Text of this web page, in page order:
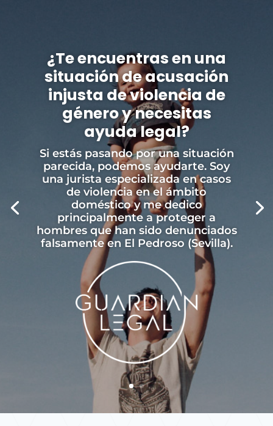
¿Te encuentras en una
situación de acusación
injusta de violencia de
género y necesitas
ayuda legal?
Si estás pasando por una situación
parecida, podemos ayudarte. Soy
una jurista especializada en casos
de violencia en el ámbito
doméstico y me dedico
principalmente a proteger a
hombres que han sido denunciados
falsamente en El Pedroso (Sevilla).